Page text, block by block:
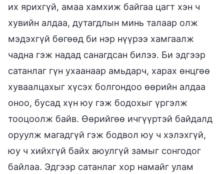
их ярихгүй, амаа хамхиж байгаа цагт хэн ч
хувийн алдаа, дутагдлын минь талаар олж
мэдэхгүй бөгөөд би нэр нүүрээ хамгаалж
чадна гэж надад санагдсан билээ. Би эдгээр
сатанлаг гүн ухаанаар амьдарч, харах өнцгөө
хуваалцахыг хүсэх болгондоо өөрийн алдаа
оноо, бусад хүн юу гэж бодохыг үргэлж
тооцоолж байв. Өөрийгөө ичгүүртэй байдалд
оруулж магадгүй гэж бодвол юу ч хэлэхгүй,
юу ч хийхгүй байх аюулгүй замыг сонгодог
байлаа. Эдгээр сатанлаг хор намайг улам